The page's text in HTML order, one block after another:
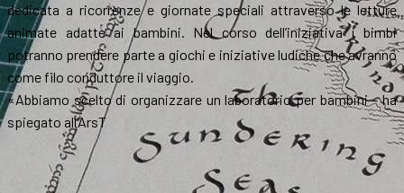
dedicata a ricorrenze e giornate speciali attraverso le letture
animate adatte ai bambini. Nel corso dell’iniziativa i bimbi
potranno prendere parte a giochi e iniziative ludiche che avranno
come filo conduttore il viaggio.
«Abbiamo scelto di organizzare un laboratorio per bambini – ha
spiegato all’ArsT